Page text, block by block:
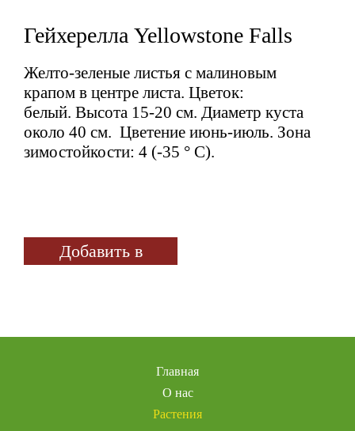
Гейхерелла Yellowstone Falls
Желто-зеленые листья с малиновым
крапом в центре листа. Цветок:
белый. Высота 15-20 см. Диаметр куста
около 40 см. Цветение июнь-июль. Зона
зимостойкости: 4 (-35 ° С).
Добавить в
Главная
О нас
Растения